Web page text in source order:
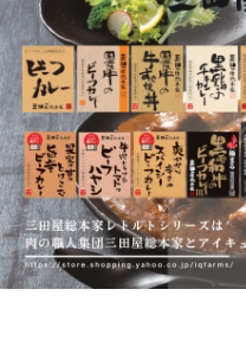
家国産牛のすき焼き丼レトル
総本家国産牛レトルト